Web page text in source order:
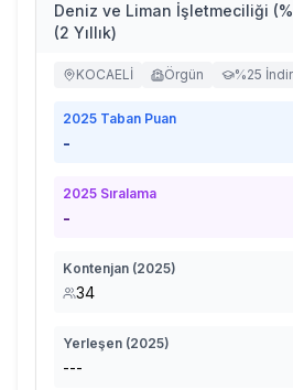
Deniz ve Liman İşletmeciliği
(2 Yıllık)
KOCAELİ Örgün %25
2025 Taban Puan
-
2025 Sıralama
-
Kontenjan (2025)
34
Yerleşen (2025)
---